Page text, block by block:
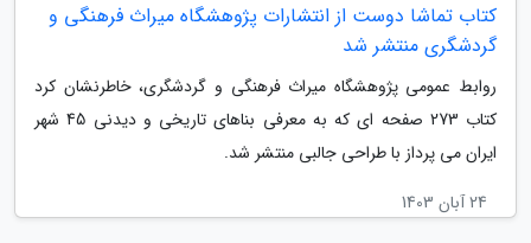
کتاب تماشا دوست از انتشارات پژوهشگاه میراث فرهنگی و
گردشگری منتشر شد
روابط عمومی پژوهشگاه میراث فرهنگی و گردشگری، خاطرنشان کرد
کتاب 273 صفحه ای که به معرفی بناهای تاریخی و دیدنی 45 شهر
ایران می پرداز با طراحی جالبی منتشر شد.
24 آبان 1403